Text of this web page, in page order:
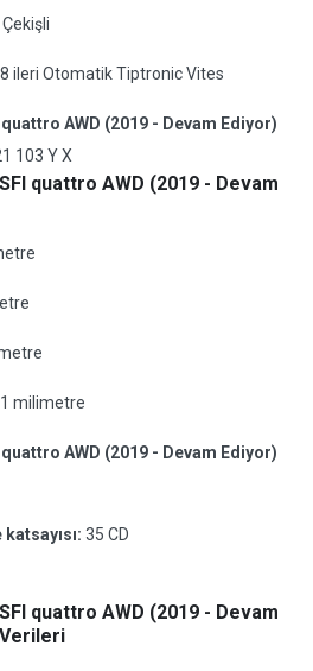
8 ileri Otomatik Tiptronic Vites
AWD (2019 - Devam Ediyor)
103 Y X
quattro AWD (2019 - Devam
milimetre
AWD (2019 - Devam Ediyor)
35 CD
quattro AWD (2019 - Devam